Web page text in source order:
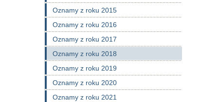
Oznamy z roku 2015
Oznamy z roku 2016
Oznamy z roku 2017
Oznamy z roku 2018
Oznamy z roku 2019
Oznamy z roku 2020
Oznamy z roku 2021